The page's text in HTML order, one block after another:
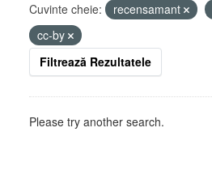
Cuvinte cheie: recensamant
cc-by
Filtrează Rezultatele
Please try another search.